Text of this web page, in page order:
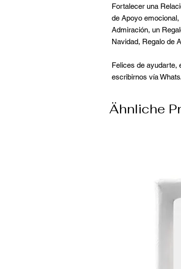
Fortalecer una
de Apoyo
Admiración, un
Navidad, Regalo de
Felices de ayudarte,
escribirnos vía
Ähnliche